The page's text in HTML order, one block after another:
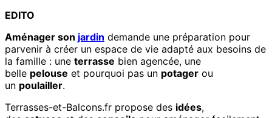
EDITO
Aménager son jardin demande une préparation pour
parvenir à créer un espace de vie adapté aux besoins de
la famille : une terrasse bien agencée, une
belle pelouse et pourquoi pas un potager ou
un poulailler.
Terrasses-et-Balcons.fr propose des idées,